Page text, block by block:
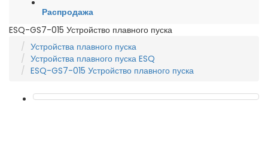
Распродажа
ESQ-GS7-015 Устройство плавного пуска
Устройства плавного пуска
Устройства плавного пуска ESQ
ESQ-GS7-015 Устройство плавного пуска